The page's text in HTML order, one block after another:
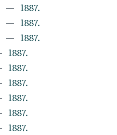
1887.
1887.
1887.
1887.
1887.
1887.
1887.
1887.
1887.